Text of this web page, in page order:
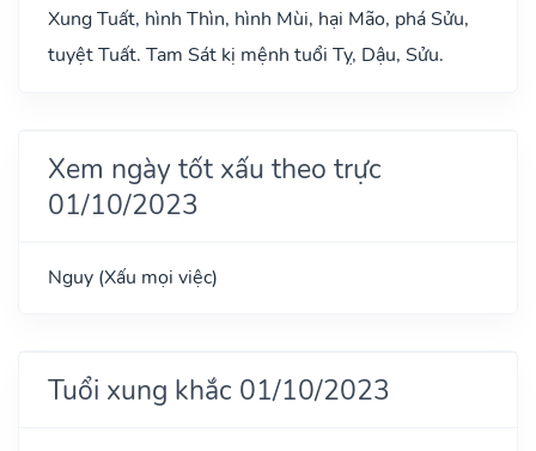
Xung Tuất, hình Thìn, hình Mùi, hại Mão, phá Sửu,
tuyệt Tuất. Tam Sát kị mệnh tuổi Tỵ, Dậu, Sửu.
Xem ngày tốt xấu theo trực
01/10/2023
Nguy (Xấu mọi việc)
Tuổi xung khắc 01/10/2023